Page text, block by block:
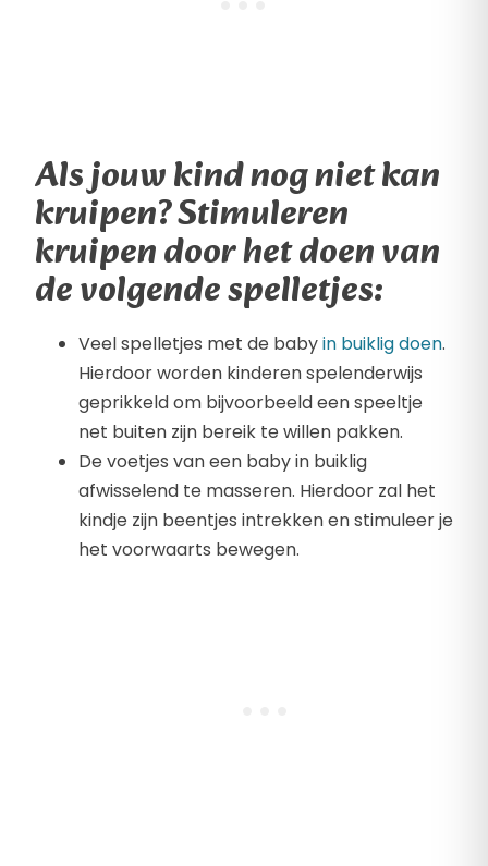
Als jouw kind nog niet kan
kruipen? Stimuleren
kruipen door het doen van
de volgende spelletjes:
Veel spelletjes met de babyin buiklig doen.
Hierdoor worden kinderen spelenderwijs
geprikkeld om bijvoorbeeld een speeltje
net buiten zijn bereik te willen pakken.
De voetjes van een baby in buiklig
afwisselend te masseren. Hierdoor zal het
kindje zijn beentjes intrekken en stimuleer je
het voorwaarts bewegen.